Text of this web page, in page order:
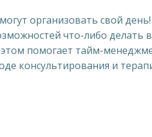
организовать свой
что-либо
помогает тайм-
консультирования и